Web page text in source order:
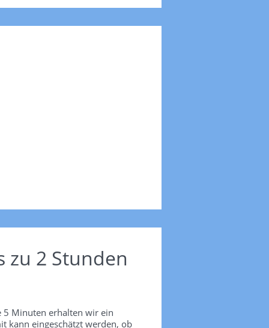
zu 2 Stunden
5 Minuten erhalten wir ein
kann eingeschätzt werden, ob